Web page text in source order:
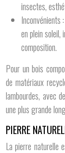
insectes,
Inconvénients
en plein soleil,
composition.
Pour un bois
de matériaux
lambourdes, avec
une plus grande
PIERRE
La pierre naturelle